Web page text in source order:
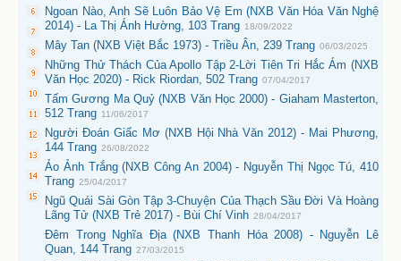
Ngoan Nào, Anh Sẽ Luôn Bảo Vệ Em (NXB Văn Hóa Văn Nghệ
2014) - La Thị Ánh Hường, 103 Trang 18/09/2022
Mây Tan (NXB Việt Bắc 1973) - Triều Ân, 239 Trang 06/03/2025
Những Thử Thách Của Apollo Tập 2-Lời Tiên Tri Hắc Ám (NXB
Văn Học 2020) - Rick Riordan, 502 Trang 07/04/2017
Tấm Gương Ma Quỷ (NXB Văn Học 2000) - Giaham Masterton,
512 Trang 11/06/2017
Người Đoán Giấc Mơ (NXB Hội Nhà Văn 2012) - Mai Phương,
144 Trang 26/08/2022
Ảo Ảnh Trắng (NXB Công An 2004) - Nguyễn Thị Ngọc Tú, 410
Trang 25/04/2017
Ngũ Quái Sài Gòn Tập 3-Chuyện Của Thạch Sầu Đời Và Hoàng
Lãng Tử (NXB Trẻ 2017) - Bùi Chí Vinh 28/04/2017
Đêm Trong Nghĩa Địa (NXB Thanh Hóa 2008) - Nguyễn Lê
Quan, 144 Trang 27/03/2015